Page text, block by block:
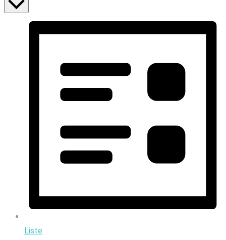
Liste